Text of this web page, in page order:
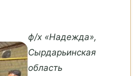
ф/х «Надежда»,
Сырдарьинская
область